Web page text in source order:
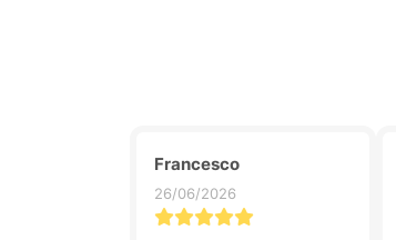
Francesco
26/06/2026